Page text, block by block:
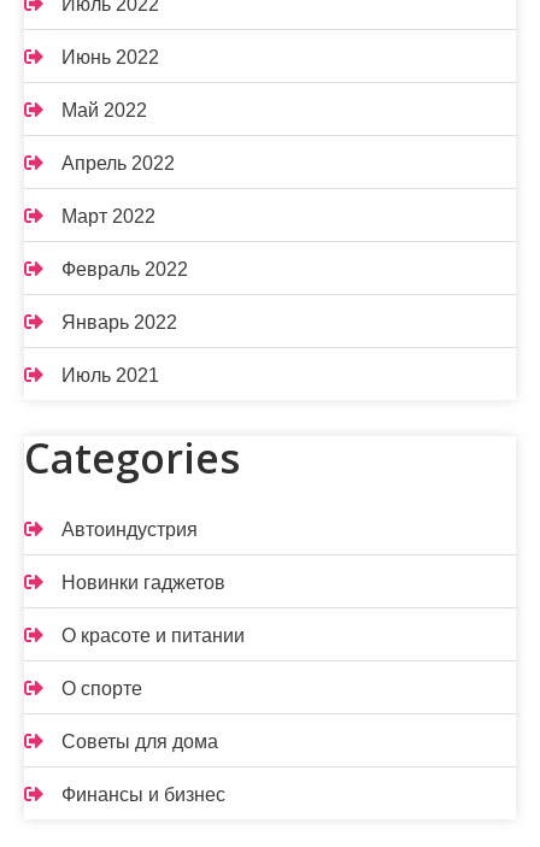
Июль 2022
Июнь 2022
Май 2022
Апрель 2022
Март 2022
Февраль 2022
Январь 2022
Июль 2021
Categories
Автоиндустрия
Новинки гаджетов
О красоте и питании
О спорте
Советы для дома
Финансы и бизнес